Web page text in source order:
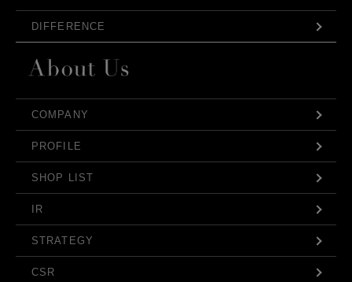
DIFFERENCE
COMPANY
PROFILE
SHOP LIST
IR
STRATEGY
CSR